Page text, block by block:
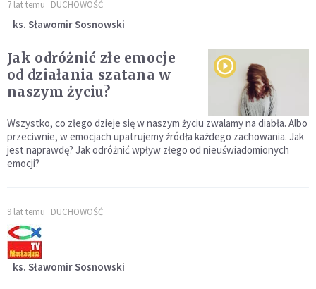
7 lat temu DUCHOWOŚĆ
ks. Sławomir Sosnowski
Jak odróżnić złe emocje
od działania szatana w
naszym życiu?
Wszystko, co złego dzieje się w naszym życiu zwalamy na diabła. Albo
przeciwnie, w emocjach upatrujemy źródła każdego zachowania. Jak
jest naprawdę? Jak odróżnić wpływ złego od nieuświadomionych
emocji?
9 lat temu DUCHOWOŚĆ
ks. Sławomir Sosnowski